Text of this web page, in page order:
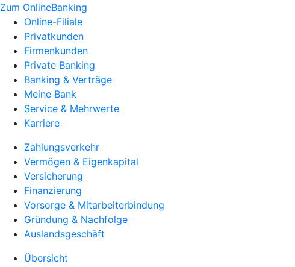
Zum OnlineBanking
Online-Filiale
Privatkunden
Firmenkunden
Private Banking
Banking & Verträge
Meine Bank
Service & Mehrwerte
Karriere
Zahlungsverkehr
Vermögen & Eigenkapital
Versicherung
Finanzierung
Vorsorge & Mitarbeiterbindung
Gründung & Nachfolge
Auslandsgeschäft
Übersicht